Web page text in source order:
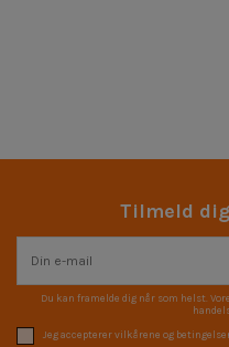
Tilmeld
Du kan framelde dig når som helst.
Jeg accepterer vilkårene og